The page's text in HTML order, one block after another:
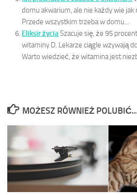
domu akwarium, ale nie każdy wie jak
Przede wszystkim trzeba w domu...
Eliksir życiaSzacuje się, że 95
witaminy D. Lekarze ciągle wzywają
Warto wiedzieć, że witamina jest
MOŻESZ RÓWNIEŻ